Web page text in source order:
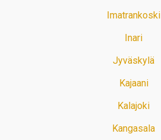
Imatrankoski
Inari
Jyväskylä
Kajaani
Kalajoki
Kangasala